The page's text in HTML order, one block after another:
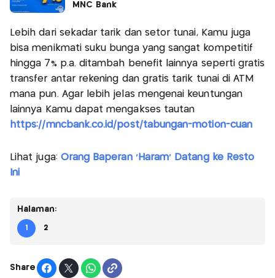
MNC Bank
Lebih dari sekadar tarik dan setor tunai, Kamu juga
bisa menikmati suku bunga yang sangat kompetitif
hingga 7% p.a. ditambah benefit lainnya seperti gratis
transfer antar rekening dan gratis tarik tunai di ATM
mana pun. Agar lebih jelas mengenai keuntungan
lainnya Kamu dapat mengakses tautan
https://mncbank.co.id/post/tabungan-motion-cuan
Lihat juga: Orang Baperan 'Haram' Datang ke Resto
Ini
Halaman:
1 2
Share